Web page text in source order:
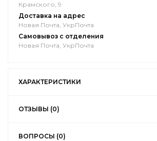
Крамского, 9
Доставка на адрес
Новая Почта, УкрПочта
Самовывоз с отделения
Новая Почта, УкрПочта
ХАРАКТЕРИСТИКИ
ОТЗЫВЫ (0)
ВОПРОСЫ (0)